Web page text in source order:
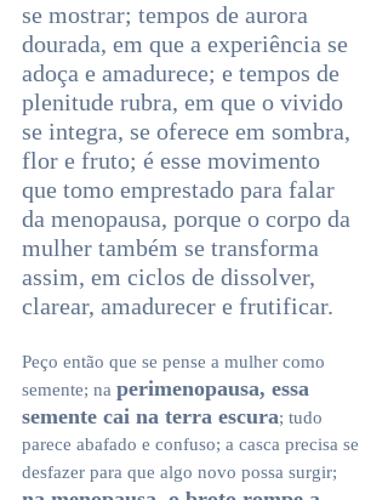
se mostrar; tempos de aurora
dourada, em que a experiência se
adoça e amadurece; e tempos de
plenitude rubra, em que o vivido
se integra, se oferece em sombra,
flor e fruto; é esse movimento
que tomo emprestado para falar
da menopausa, porque o corpo da
mulher também se transforma
assim, em ciclos de dissolver,
clarear, amadurecer e frutificar.
Peço então que se pense a mulher como
semente; na perimenopausa, essa
semente cai na terra escura; tudo
parece abafado e confuso; a casca precisa se
desfazer para que algo novo possa surgir;